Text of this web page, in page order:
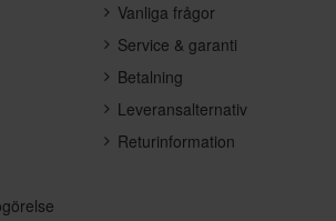
Vanliga frågor
Service & garanti
Betalning
Leveransalternativ
Returinformation